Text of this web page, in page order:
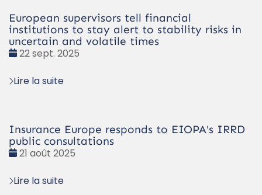
European supervisors tell financial
institutions to stay alert to stability risks in
uncertain and volatile times
Date
22 sept. 2025
Lire la suite
Insurance Europe responds to EIOPA's IRRD
public consultations
Date
21 août 2025
Lire la suite